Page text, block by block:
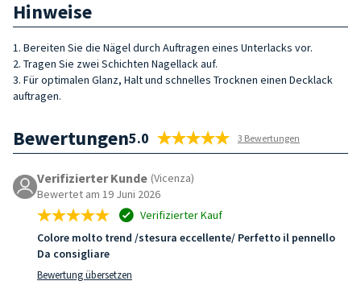
Hinweise
1. Bereiten Sie die Nägel durch Auftragen eines Unterlacks vor.
2. Tragen Sie zwei Schichten Nagellack auf.
3. Für optimalen Glanz, Halt und schnelles Trocknen einen Decklack
auftragen.
Bewertungen5.0 3 Bewertungen
Verifizierter Kunde (Vicenza)
Bewertet am 19 Juni 2026
Verifizierter Kauf
Colore molto trend /stesura eccellente/ Perfetto il pennello
Da consigliare
Bewertung übersetzen